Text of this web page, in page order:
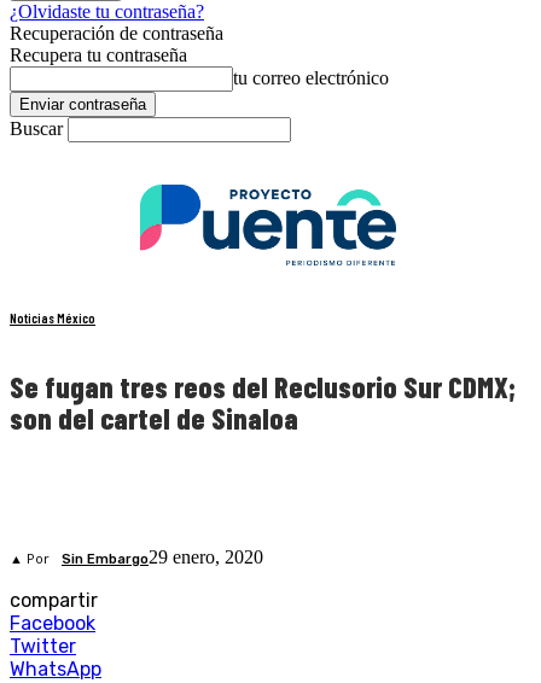
¿Olvidaste tu contraseña?
Recuperación de contraseña
Recupera tu contraseña
tu correo electrónico
Buscar
Noticias México
Se fugan tres reos del Reclusorio Sur CDMX;
son del cartel de Sinaloa
▲ Por Sin Embargo29 enero, 2020
compartir
Facebook
Twitter
WhatsApp